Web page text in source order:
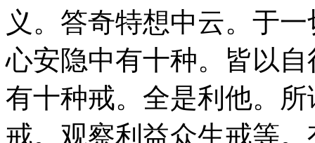
义。答奇特想中云。于
心安隐中有十种。皆以
有十种戒。全是利他。
戒。观察利益众生戒等